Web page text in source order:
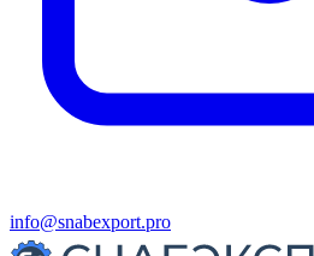
info@snabexport.pro